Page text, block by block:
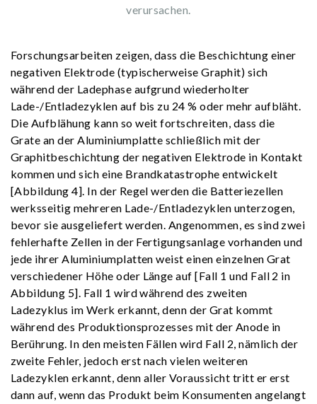
verursachen.
Forschungsarbeiten zeigen, dass die Beschichtung einer
negativen Elektrode (typischerweise Graphit) sich
während der Ladephase aufgrund wiederholter
Lade-/Entladezyklen auf bis zu 24 % oder mehr aufbläht.
Die Aufblähung kann so weit fortschreiten, dass die
Grate an der Aluminiumplatte schließlich mit der
Graphitbeschichtung der negativen Elektrode in Kontakt
kommen und sich eine Brandkatastrophe entwickelt
[Abbildung 4]. In der Regel werden die Batteriezellen
werksseitig mehreren Lade-/Entladezyklen unterzogen,
bevor sie ausgeliefert werden. Angenommen, es sind zwei
fehlerhafte Zellen in der Fertigungsanlage vorhanden und
jede ihrer Aluminiumplatten weist einen einzelnen Grat
verschiedener Höhe oder Länge auf [Fall 1 und Fall 2 in
Abbildung 5]. Fall 1 wird während des zweiten
Ladezyklus im Werk erkannt, denn der Grat kommt
während des Produktionsprozesses mit der Anode in
Berührung. In den meisten Fällen wird Fall 2, nämlich der
zweite Fehler, jedoch erst nach vielen weiteren
Ladezyklen erkannt, denn aller Voraussicht tritt er erst
dann auf, wenn das Produkt beim Konsumenten angelangt